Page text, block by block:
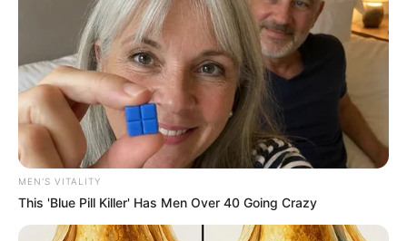
MEN'S VITALITY
This 'Blue Pill Killer' Has Men Over 40 Going Crazy